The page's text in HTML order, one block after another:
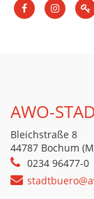
AWO-
Bleichstraße 8
44787 Bochum
0234 96477-0